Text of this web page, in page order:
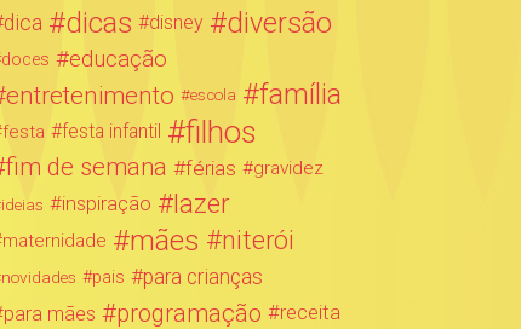
dica
dicas disney diversão
doces educação
entretenimento escola família
festa festa infantil filhos
fim de semana férias gravidez
ideias inspiração lazer
maternidade mães niterói
novidades pais
para crianças
para mães
programação receita